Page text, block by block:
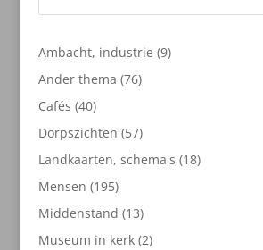
Ambacht, industrie 99
Ander thema 7676
Cafés 4040
producten
Dorpszichten 5757
producten
Landkaarten, schema's 1818
Mensen 195195
producten
Middenstand 1313
producten
Museum in kerk 22